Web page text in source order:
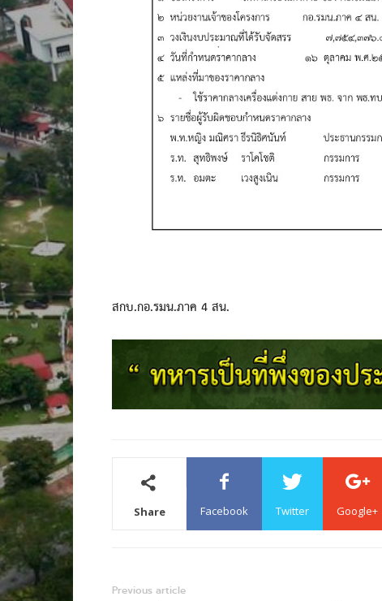
สกบ.กอ.รมน.ภาค 4 สน.
Share Facebook Twitter Google+
Previous article